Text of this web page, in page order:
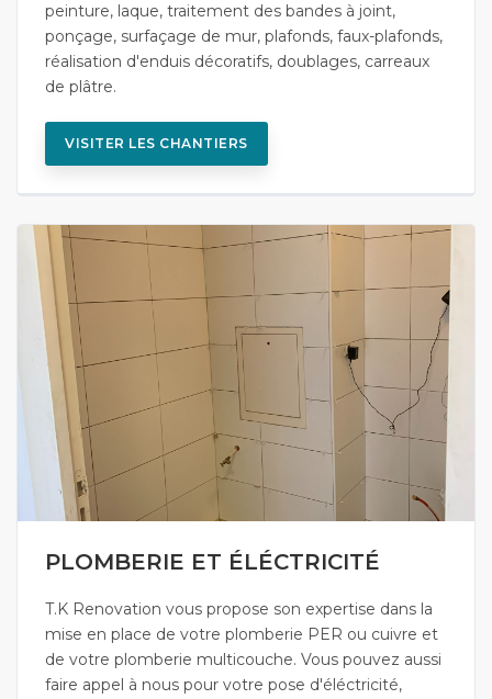
peinture, laque, traitement des bandes à joint,
ponçage, surfaçage de mur, plafonds, faux-plafonds,
réalisation d'enduis décoratifs, doublages, carreaux
de plâtre.
VISITER LES CHANTIERS
PLOMBERIE ET ÉLÉCTRICITÉ
T.K Renovation vous propose son expertise dans la
mise en place de votre plomberie PER ou cuivre et
de votre plomberie multicouche. Vous pouvez aussi
faire appel à nous pour votre pose d'éléctricité,